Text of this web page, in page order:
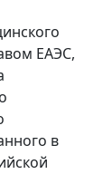
ЕАЭС,
в